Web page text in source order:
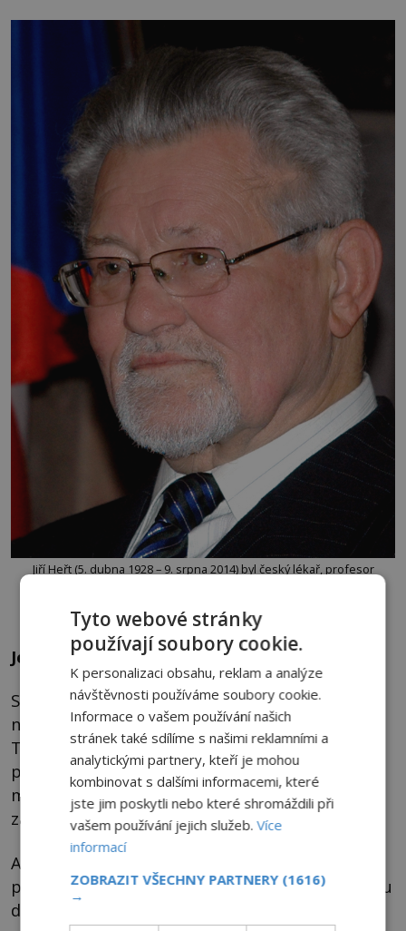
Jiří Heřt (5. dubna 1928 – 9. srpna 2014) byl český lékař, profesor
Jen věštba, nic víc
Stále se však ozývají hlasy, že tato metoda
nemůže fungovat tak, jak je prezentována.
Tyto názory jsou podloženy argumenty, které
připomínají, že tvar a podoba dlaní se může
měnit během života, například podle
zaměstnání a namáhání rukou.
A v konečném důsledku jde údajně vždy
především o pouhou věštbu, nikoliv o odbornou
diagnózu.
Tyto webové stránky
používají soubory cookie.
K personalizaci obsahu, reklam a analýze
návštěvnosti používáme soubory cookie.
Informace o vašem používání našich
stránek také sdílíme s našimi reklamními a
analytickými partnery, kteří je mohou
kombinovat s dalšími informacemi, které
jste jim poskytli nebo které shromáždili při
vašem používání jejich služeb.Více
informací
ZOBRAZIT VŠECHNY PARTNERY (1616)
→